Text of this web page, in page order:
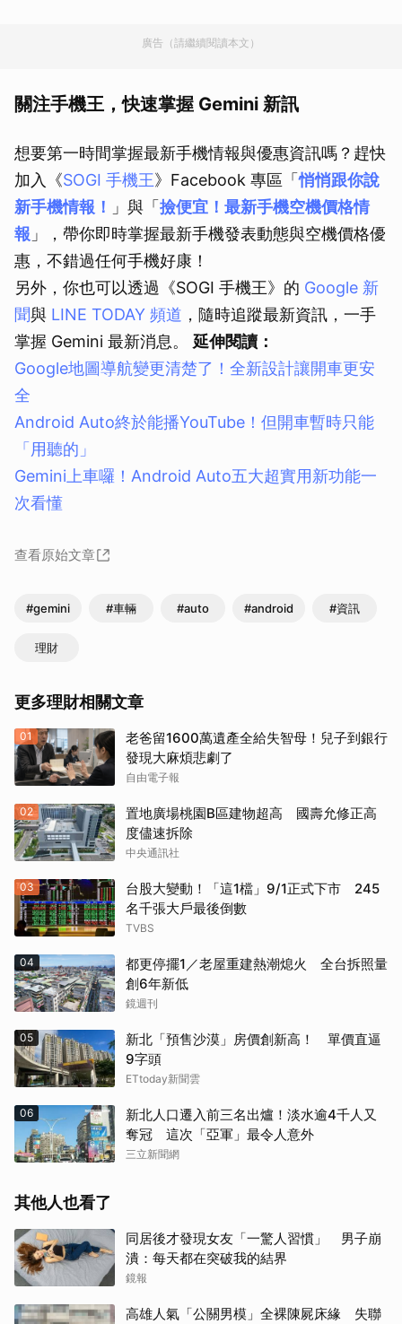
廣告（請繼續閱讀本文）
關注手機王，快速掌握 Gemini 新訊
想要第一時間掌握最新手機情報與優惠資訊嗎？趕快
加入《SOGI 手機王》Facebook 專區「悄悄跟你說
新手機情報！
」與「 撿便宜！最新手機空機價格情
報 」，帶你即時掌握最新手機發表動態與空機價格優
惠，不錯過任何手機好康！
另外，你也可以透過《SOGI 手機王》的 Google 新
聞與 LINE TODAY 頻道 ，隨時追蹤最新資訊，一手
掌握 Gemini 最新消息。 延伸閱讀：
Google地圖導航變更清楚了！全新設計讓開車更安
全
Android Auto終於能播YouTube！但開車暫時只能
「用聽的」
Gemini上車囉！Android Auto五大超實用新功能一
次看懂
查看原始文章
#gemini #車輛 #auto #android #資訊
理財
更多理財相關文章
01
老爸留1600萬遺產全給失智母！兒子到銀行
發現大麻煩悲劇了
自由電子報
02
置地廣場桃園B區建物超高 國壽允修正高
度儘速拆除
中央通訊社
03
台股大變動！「這1檔」9/1正式下市 245
名千張大戶最後倒數
TVBS
04
都更停擺1／老屋重建熱潮熄火 全台拆照量
創6年新低
鏡週刊
05
新北「預售沙漠」房價創新高！ 單價直逼
9字頭
ETtoday新聞雲
06
新北人口遷入前三名出爐！淡水逾4千人又
奪冠 這次「亞軍」最令人意外
三立新聞網
其他人也看了
同居後才發現女友「一驚人習慣」 男子崩
潰：每天都在突破我的結界
鏡報
高雄人氣「公關男模」全裸陳屍床緣 失聯